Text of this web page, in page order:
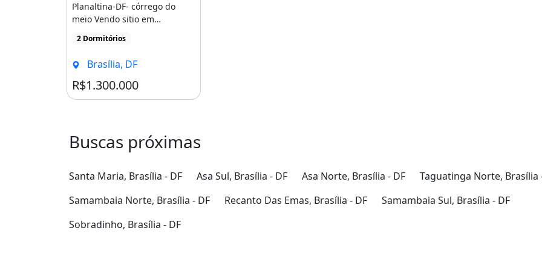
Planaltina-DF- córrego do
meio Vendo sitio em
hectares [...]
2 Dormitórios
Brasília, DF
R$1.300.000
Buscas próximas
Santa Maria, Brasília - DF Asa Sul, Brasília - DF Asa Norte, Brasília - DF
Taguatinga Norte, Brasília
Samambaia Norte, Brasília - DF
Recanto Das Emas, Brasília - DF
Samambaia Sul, Brasília - DF
Sobradinho, Brasília - DF